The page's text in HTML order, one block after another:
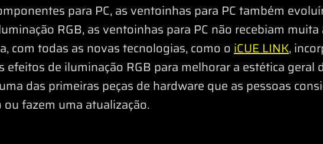
para PC, as ventoinhas para PC também
RGB, as ventoinhas para PC não recebiam muita
com todas as novas tecnologias, como oiCUE LINK,
de iluminação RGB para melhorar a estética geral
das primeiras peças de hardware que as pessoas
fazem uma atualização.